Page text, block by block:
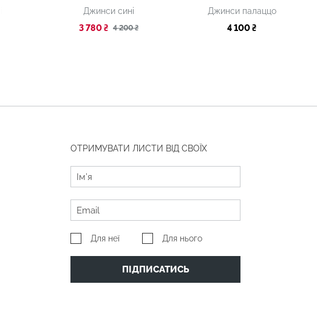
Джинси сині
3 780 ₴ 4 200 ₴
Джинси палаццо
4 100 ₴
ОТРИМУВАТИ ЛИСТИ ВІД СВОЇХ
Для неї Для нього
ПІДПИСАТИСЬ